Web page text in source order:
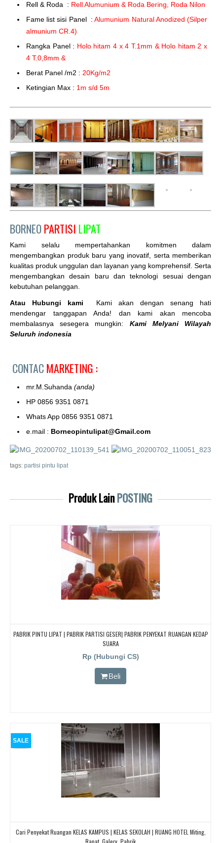
Rell & Roda : Rell Alumunium & Roda Bering, Roda Nilon
Fame list sisi Panel :Alumunium Natural Anodized (Silper
almunium CR.4)
Rangka Panel : Holo hitam 4 x 4 T.1mm & Holo hitam 2 x
4 T.0,8mm &
Berat Panel /m2 : 20Kg/m2
Ketingian Max : 1m s/d 5m
BORNEOPARTISI LIPAT
Kami selalu mempertahankan komitmen dalam
mengembangkan produk baru yang inovatif, serta memberikan
kualitas produk unggulan dan layanan yang komprehensif. Serta
mengembangkan desain baru dan teknologi sesuai dengan
kebutuhan pelanggan.
Atau Hubungi kami
Kami akan dengan senang hati
mendengar tanggapan Anda! dan kami akan mencoba
membalasnya sesegera mungkin: Kami Melyani Wilayah
Seluruh indonesia
CONTACMARKETING :
mr.M.Suhanda (anda)
HP 0856 9351 0871
Whats App 0856 9351 0871
e.mail : Borneopintulipat@Gmail.com
tags: partisi pintu lipat
Produk LainPOSTING
PABRIK PINTU LIPAT | PABRIK PARTISI GESER| PABRIK PENYEKAT RUANGAN KEDAP
SUARA
Rp (Hubungi CS)
Beli
SALE
Cari Penyekat Ruangan KELAS KAMPUS | KELAS SEKOLAH | RUANG HOTEL Miting,